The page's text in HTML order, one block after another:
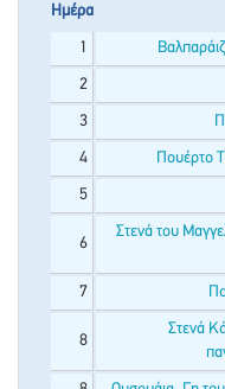
Ημέρα
1
2
3
4 Πουέρτο
5
6
Στενά του
7
8
Στενά